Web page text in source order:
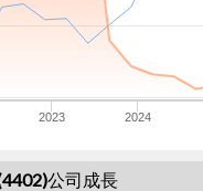
2023 2024
公司成長